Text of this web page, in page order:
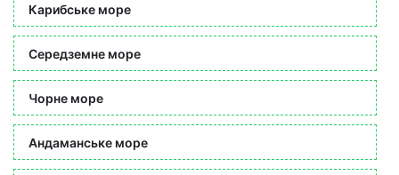
Карибське море
Середземне море
Чорне море
Андаманське море